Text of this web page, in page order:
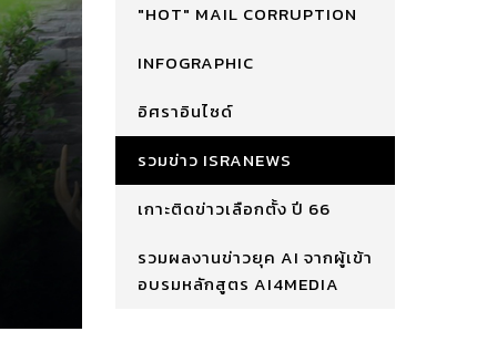
"HOT" MAIL CORRUPTION
INFOGRAPHIC
อิศราอินไซด์
รวมข่าว ISRANEWS
เกาะติดข่าวเลือกตั้ง ปี 66
รวมผลงานข่าวยุค AI จากผู้เข้า
อบรมหลักสูตร AI4MEDIA